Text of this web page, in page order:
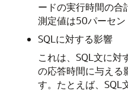
ードの実行時間の
測定値は50パーセン
SQLに対する影響
これは、SQL文に対
の応答時間に与える
す。たとえば、SQL